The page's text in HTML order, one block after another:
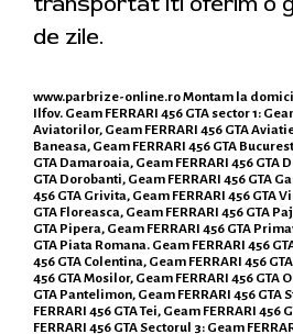
de zile.
www.parbrize-online.roMontam la
Ilfov. Geam FERRARI 456 GTA sector 1:
Aviatorilor, Geam FERRARI 456 GTA
Baneasa, Geam FERRARI 456 GTA
GTA Damaroaia, Geam FERRARI 456 GTA
GTA Dorobanti, Geam FERRARI 456 GTA
456 GTA Grivita, Geam FERRARI 456 GTA
GTA Floreasca, Geam FERRARI 456 GTA
GTA Pipera, Geam FERRARI 456 GTA
GTA Piata Romana. Geam FERRARI 456
456 GTA Colentina, Geam FERRARI 456
456 GTA Mosilor, Geam FERRARI 456 GTA
GTA Pantelimon, Geam FERRARI 456 GTA
FERRARI 456 GTA Tei, Geam FERRARI
FERRARI 456 GTA Sectorul 3: Geam